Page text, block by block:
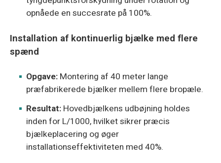
opnåede en succesrate på 100%.
Installation af kontinuerlig bjælke med flere
spænd
Opgave: Montering af 40 meter lange
præfabrikerede bjælker mellem flere bropæle.
Resultat: Hovedbjælkens udbøjning holdes
inden for L/1000, hvilket sikrer præcis
bjælkeplacering og øger
installationseffektiviteten med 40%.